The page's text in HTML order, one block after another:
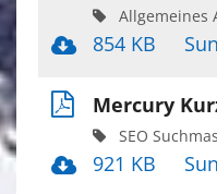
Allgemeines
854 KB
Mercury
SEO
921 KB